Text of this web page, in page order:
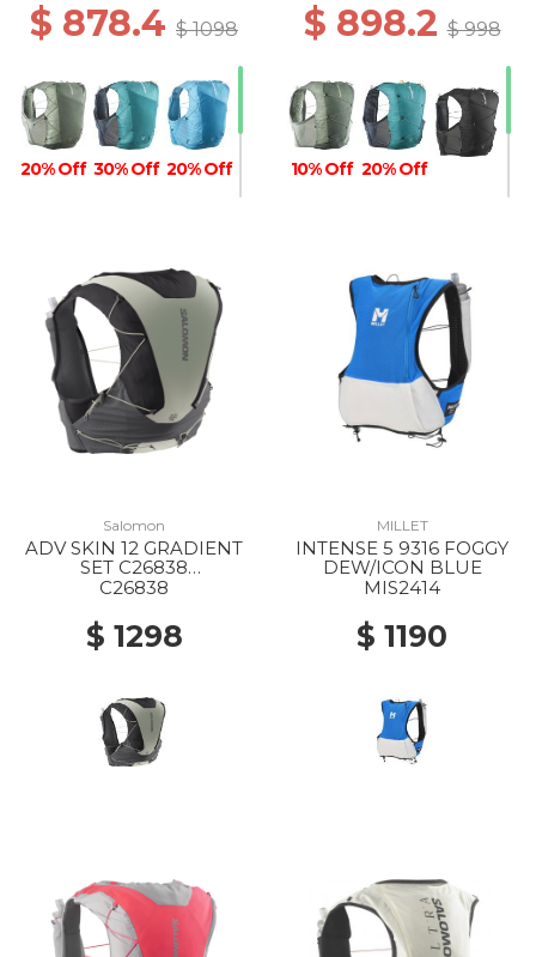
$ 878.4 $ 1098
20% Off 30% Off 20% Off
$ 898.2$ 998
10% Off 20% Off
Salomon
ADV SKIN 12 GRADIENT
SET C26838
PHANTOM/CASTELROC
C26838
$ 1298
MILLET
INTENSE 5 9316 FOGGY
DEW/ICON BLUE
MIS2414
$ 1190